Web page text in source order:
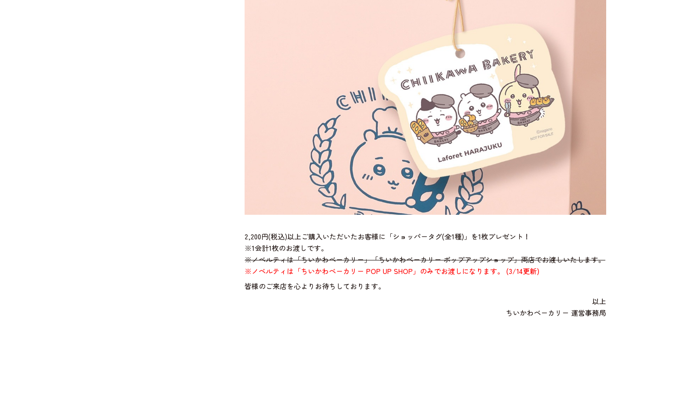
2,200円(税込)以上ご購入いただいたお客様に「ショッパータグ(全1種)」を1枚プレゼント！
※1会計1枚のお渡しです。
※ノベルティは「ちいかわベーカリー」「ちいかわベーカリー ポップアップショップ」両店でお渡しいたします。
※ノベルティは「ちいかわベーカリー POP UP SHOP」のみでお渡しになります。 (3/14更新)
皆様のご来店を心よりお待ちしております。
以上
ちいかわベーカリー 運営事務局